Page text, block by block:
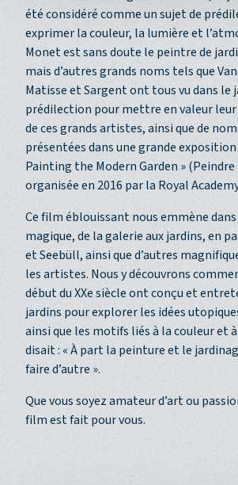
été considéré comme un sujet de
exprimer la couleur, la lumière et
Monet est sans doute le peintre de
mais d’autres grands noms tels que
Matisse et Sargent ont tous vu dans le
prédilection pour mettre en valeur
de ces grands artistes, ainsi que de
présentées dans une grande
Painting the Modern Garden »
organisée en 2016 par la Royal
Ce film éblouissant nous emmène dans
magique, de la galerie aux jardins, en
et Seebüll, ainsi que d’autres
les artistes. Nous y découvrons
début du XXe siècle ont conçu et
jardins pour explorer les idées
ainsi que les motifs liés à la couleur et
disait : « À part la peinture et le
faire d’autre ».
Que vous soyez amateur d’art ou
film est fait pour vous.